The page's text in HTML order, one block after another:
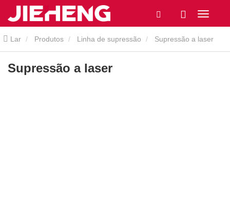
Lar Produtos Linha de supressão Supressão a laser
Supressão a laser